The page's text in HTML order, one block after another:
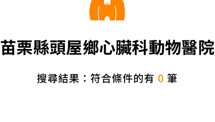
苗栗縣頭屋鄉心臟科動物醫院
搜尋結果：符合條件的有 0 筆